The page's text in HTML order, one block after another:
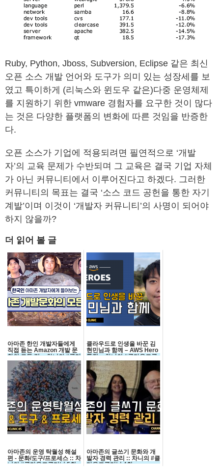
Ruby, Python, Jboss, Subversion, Eclipse 같은 최신
오픈 소스 개발 언어와 도구가 의미 있는 성장세를 보
였고 특이하게 (리눅스와 윈도우 같은)다중 운영체제
를 지원하기 위한 vmware 경험자를 요구한 것이 많다
는 것은 다양한 플랫폼의 변화에 따른 것임을 반증한
다.
오픈 소스가 기업에 적용되려면 필연적으로 ‘개발
자’의 교육 문제가 수반되며 그 교육은 결국 기업 자체
가 아닌 커뮤니티에서 이루어진다고 하겠다. 그러한
커뮤니티의 목표는 결국 ‘소스 코드 공헌을 통한 자기
계발’이며 이것이 ‘개발자 커뮤니티’의 사명이 되어야
하지 않을까?
더 읽어 볼 글
아마존 한인 개발자들에게
직접 듣는 Amazon 개발 문
화의 모든 것 :: 차니의 #클라
우드클리닉 22회
클라우드로 인생을 바꾼 김
현민님과 함께 – AWS Hero
특집 :: 차니의 #클라우드클
리닉 15회
아마존의 운영 탁월성 해설
편 - 문화/도구/프로세스 :: 차
니의 #클라우드클리닉 5회
아마존의 글쓰기 문화와 개
발자 경력 관리 :: 차니의 #클
라우드클리닉 4회